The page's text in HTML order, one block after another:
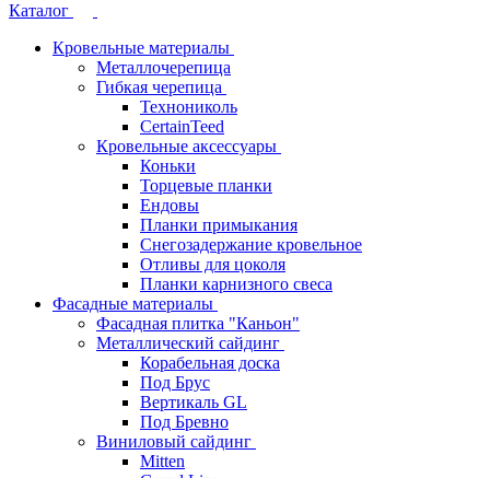
Каталог
Кровельные материалы
Металлочерепица
Гибкая черепица
Технониколь
CertainTeed
Кровельные аксессуары
Коньки
Торцевые планки
Ендовы
Планки примыкания
Снегозадержание кровельное
Отливы для цоколя
Планки карнизного свеса
Фасадные материалы
Фасадная плитка "Каньон"
Металлический сайдинг
Корабельная доска
Под Брус
Вертикаль GL
Под Бревно
Виниловый сайдинг
Mitten